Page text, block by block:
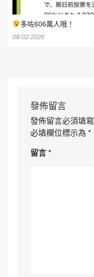
多咗606萬人哦！
08/02/2026
發佈留言
發佈留言必須填
必填欄位標示為 *
留言*